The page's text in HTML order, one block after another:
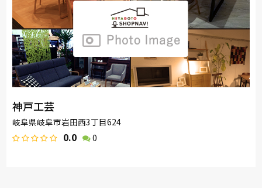
神戸工芸
岐阜県岐阜市岩田西3丁目624
0.0 0